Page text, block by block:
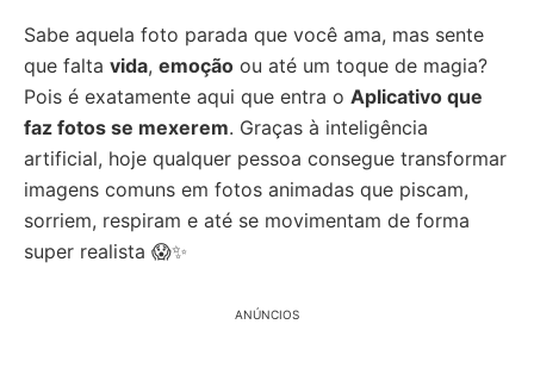
Sabe aquela foto parada que você ama, mas sente
que falta vida, emoção ou até um toque de magia?
Pois é exatamente aqui que entra o Aplicativo que
faz fotos se mexerem. Graças à inteligência
artificial, hoje qualquer pessoa consegue transformar
imagens comuns em fotos animadas que piscam,
sorriem, respiram e até se movimentam de forma
super realista 😱✨
ANÚNCIOS